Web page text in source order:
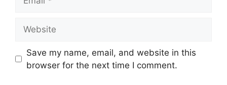
Save my name, email, and website in this
browser for the next time I comment.